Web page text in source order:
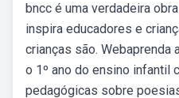
bncc é uma verdadeira
inspira educadores e
crianças são. Webaprenda
o 1º ano do ensino infantil
pedagógicas sobre